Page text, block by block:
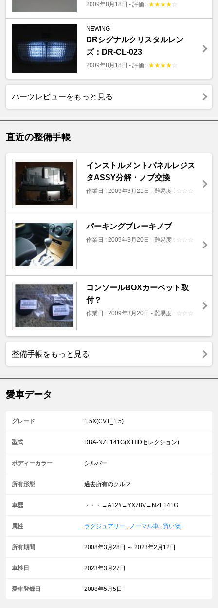
2009年8月18日 - 評価 : ★★★★ ☆
NEWING
DRシグナルクリスタルレン
ズ：DR-CL-023
2009年8月18日 - 評価 : ★★★★ ☆
パーツレビューをもっと見る
直近の整備手帳
インストルメントパネルレジス
タASSY分解・ノブ交換
作業日 : 2009年3月21日 - 難易度 : ☆ ☆ ☆
パーキングブレーキノブ
作業日 : 2009年3月20日 - 難易度 : ☆ ☆ ☆
コンソールBOXカーペット取
付？
作業日 : 2009年3月20日 - 難易度 : ☆ ☆ ☆
整備手帳をもっと見る
愛車データ
グレード 1.5X(CVT_1.5)
型式 DBA-NZE141G(X HIDセレクション)
ボディーカラー シルバー
所有形態 過去所有のクルマ
車歴 ・・・→A12#→YX78V→NZE141G
属性 ラグジュアリー , ノーマル車 , 買い物
所有期間 2008年3月28日 ～ 2023年2月12日
車検日 2023年3月27日
愛車登録日 2008年5月5日